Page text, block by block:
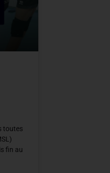
toutes
fin au